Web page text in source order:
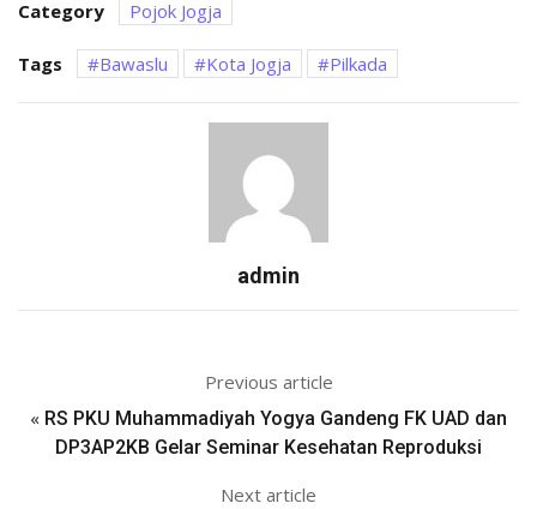
Category Pojok Jogja
Tags Bawaslu Kota Jogja Pilkada
admin
Previous article
« RS PKU Muhammadiyah Yogya Gandeng FK UAD dan
DP3AP2KB Gelar Seminar Kesehatan Reproduksi
Next article